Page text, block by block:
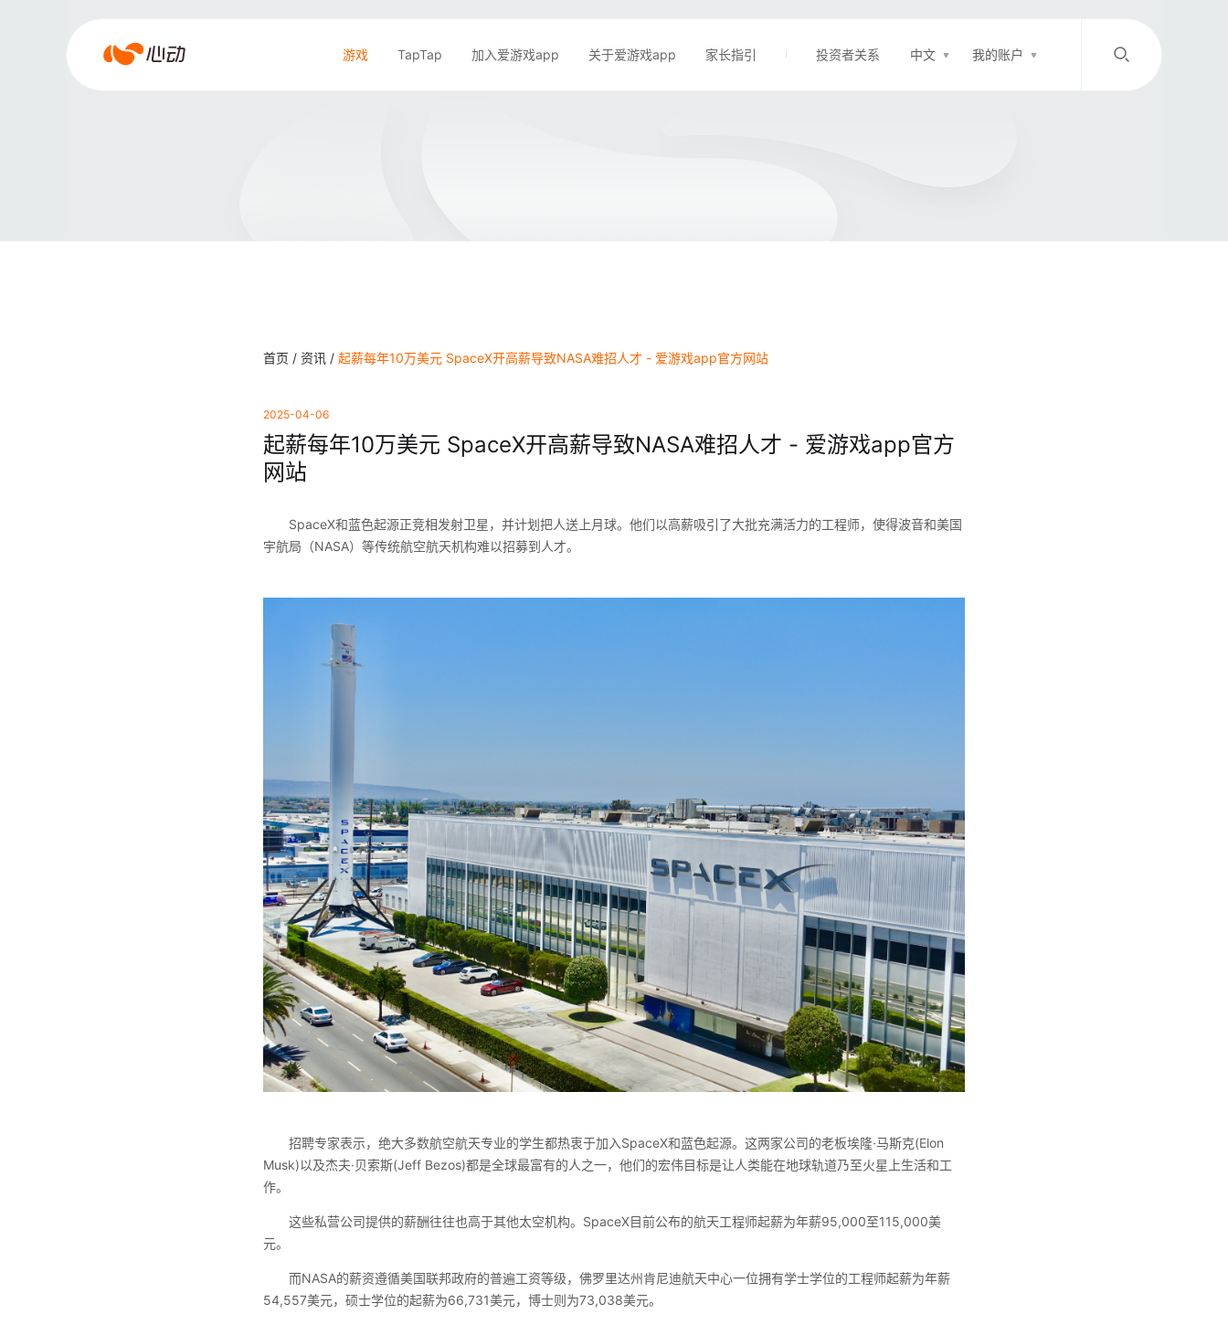
爱
游戏 TapTap 加入爱游戏app 关于爱游戏app 家长指引 投资者关系 中文 我的账户
/
首页 / 资讯 / 起薪每年10万美元 SpaceX开高薪导致NASA难招人才 - 爱游戏app官方网站
2025-04-06
起薪每年10万美元 SpaceX开高薪导致NASA难招人才 - 爱游戏app官方
网站
SpaceX和蓝色起源正竞相发射卫星，并计划把人送上月球。他们以高薪吸引了大批充满活力的工程师，使得波音和美国
宇航局（NASA）等传统航空航天机构难以招募到人才。
招聘专家表示，绝大多数航空航天专业的学生都热衷于加入SpaceX和蓝色起源。这两家公司的老板埃隆·马斯克(Elon
Musk)以及杰夫·贝索斯(Jeff Bezos)都是全球最富有的人之一，他们的宏伟目标是让人类能在地球轨道乃至火星上生活和工
作。
这些私营公司提供的薪酬往往也高于其他太空机构。SpaceX目前公布的航天工程师起薪为年薪95,000至115,000美
元。
而NASA的薪资遵循美国联邦政府的普遍工资等级，佛罗里达州肯尼迪航天中心一位拥有学士学位的工程师起薪为年薪
54,557美元，硕士学位的起薪为66,731美元，博士则为73,038美元。